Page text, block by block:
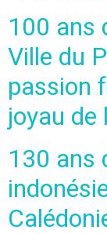
100 ans
Ville du
passion
joyau de
130 ans